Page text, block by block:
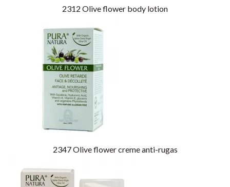
2312 Olive flower body lotion
2347Olive flower creme anti-rugas